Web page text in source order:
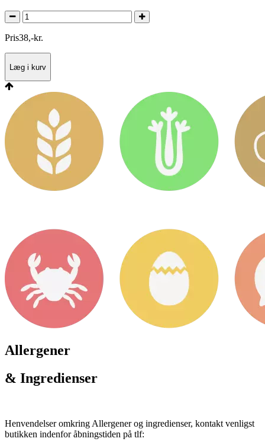
Pris38,-kr.
Læg i kurv
Allergener
& Ingredienser
Henvendelser omkring Allergener og ingredienser, kontakt venligst
butikken indenfor åbningstiden på tlf: